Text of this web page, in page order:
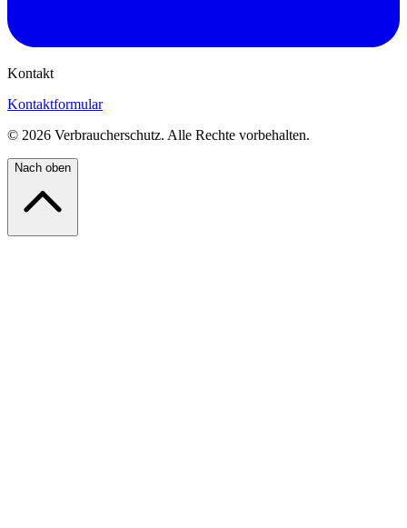
Kontakt
Kontaktformular
© 2026 Verbraucherschutz. Alle Rechte vorbehalten.
Nach oben